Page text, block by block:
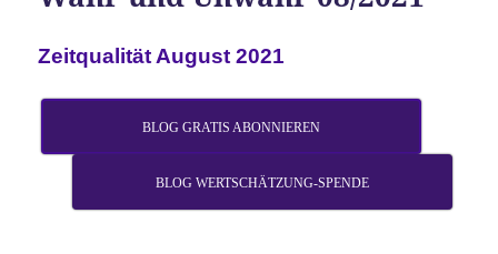
Zeitqualität August 2021
BLOG GRATIS ABONNIEREN
BLOG WERTSCHÄTZUNG-SPENDE